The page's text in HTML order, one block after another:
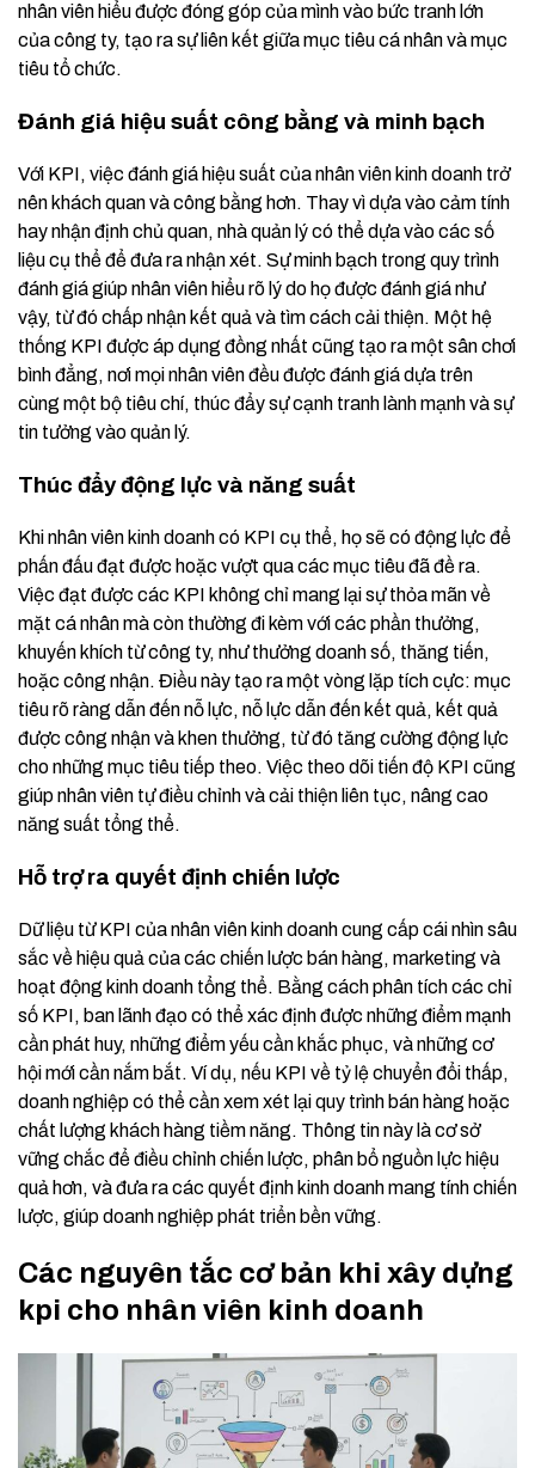
nhân viên hiểu được đóng góp của mình vào bức tranh lớn
của công ty, tạo ra sự liên kết giữa mục tiêu cá nhân và mục
tiêu tổ chức.
Đánh giá hiệu suất công bằng và minh bạch
Với KPI, việc đánh giá hiệu suất của nhân viên kinh doanh trở
nên khách quan và công bằng hơn. Thay vì dựa vào cảm tính
hay nhận định chủ quan, nhà quản lý có thể dựa vào các số
liệu cụ thể để đưa ra nhận xét. Sự minh bạch trong quy trình
đánh giá giúp nhân viên hiểu rõ lý do họ được đánh giá như
vậy, từ đó chấp nhận kết quả và tìm cách cải thiện. Một hệ
thống KPI được áp dụng đồng nhất cũng tạo ra một sân chơi
bình đẳng, nơi mọi nhân viên đều được đánh giá dựa trên
cùng một bộ tiêu chí, thúc đẩy sự cạnh tranh lành mạnh và sự
tin tưởng vào quản lý.
Thúc đẩy động lực và năng suất
Khi nhân viên kinh doanh có KPI cụ thể, họ sẽ có động lực để
phấn đấu đạt được hoặc vượt qua các mục tiêu đã đề ra.
Việc đạt được các KPI không chỉ mang lại sự thỏa mãn về
mặt cá nhân mà còn thường đi kèm với các phần thưởng,
khuyến khích từ công ty, như thưởng doanh số, thăng tiến,
hoặc công nhận. Điều này tạo ra một vòng lặp tích cực: mục
tiêu rõ ràng dẫn đến nỗ lực, nỗ lực dẫn đến kết quả, kết quả
được công nhận và khen thưởng, từ đó tăng cường động lực
cho những mục tiêu tiếp theo. Việc theo dõi tiến độ KPI cũng
giúp nhân viên tự điều chỉnh và cải thiện liên tục, nâng cao
năng suất tổng thể.
Hỗ trợ ra quyết định chiến lược
Dữ liệu từ KPI của nhân viên kinh doanh cung cấp cái nhìn sâu
sắc về hiệu quả của các chiến lược bán hàng, marketing và
hoạt động kinh doanh tổng thể. Bằng cách phân tích các chỉ
số KPI, ban lãnh đạo có thể xác định được những điểm mạnh
cần phát huy, những điểm yếu cần khắc phục, và những cơ
hội mới cần nắm bắt. Ví dụ, nếu KPI về tỷ lệ chuyển đổi thấp,
doanh nghiệp có thể cần xem xét lại quy trình bán hàng hoặc
chất lượng khách hàng tiềm năng. Thông tin này là cơ sở
vững chắc để điều chỉnh chiến lược, phân bổ nguồn lực hiệu
quả hơn, và đưa ra các quyết định kinh doanh mang tính chiến
lược, giúp doanh nghiệp phát triển bền vững.
Các nguyên tắc cơ bản khi xây dựng
kpi cho nhân viên kinh doanh